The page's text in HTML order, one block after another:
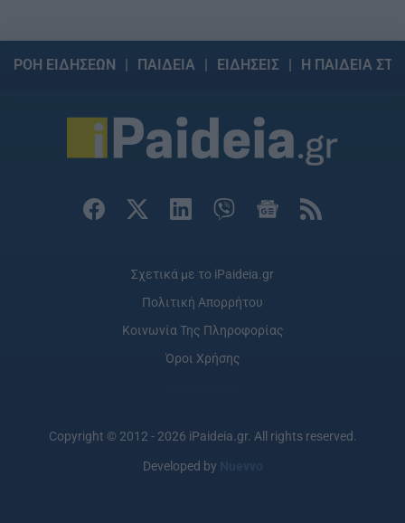
ΡΟΗ ΕΙΔΗΣΕΩΝ ΠΑΙΔΕΙΑ ΕΙΔΗΣΕΙΣ Η ΠΑΙΔΕΙΑ
Σχετικά με το iPaideia.gr
Πολιτική Απορρήτου
Κοινωνία Της Πληροφορίας
Όροι Χρήσης
Copyright © 2012 - 2026 iPaideia.gr. All rights reserved.
Developed by